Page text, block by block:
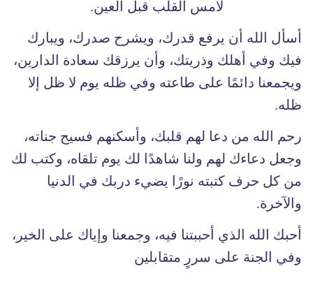
لامس القلب قبل العين.
أسأل الله أن يرفع قدرك، ويشرح صدرك، ويبارك
فيك وفي أهلك وذريتك، وأن يرزقك سعادة الدارين،
ويجمعنا دائمًا على طاعته وفي ظله يوم لا ظل إلا
ظله.
رحم الله من دعا لهم قلبك، وأسكنهم فسيح جناته،
وجعل دعاءك لهم ولنا شاهدًا لك يوم تلقاه، وكتب لك
من كل حرف كتبته نورًا يضيء دربك في الدنيا
والآخرة.
أحبك الله الذي أحببتنا فيه، وجمعنا وإياك على الخير،
وفي الجنة على سررٍ متقابلين